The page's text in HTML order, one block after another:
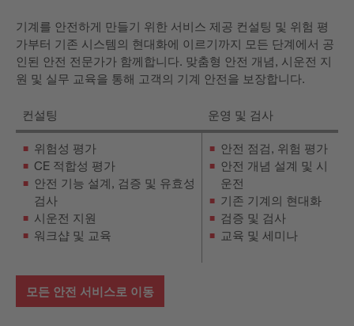
기계를 안전하게 만들기 위한 서비스 제공 컨설팅 및 위험 평
가부터 기존 시스템의 현대화에 이르기까지 모든 단계에서 공
인된 안전 전문가가 함께합니다. 맞춤형 안전 개념, 시운전 지
원 및 실무 교육을 통해 고객의 기계 안전을 보장합니다.
컨설팅 운영 및 검사
위험성 평가
CE 적합성 평가
안전 기능 설계, 검증 및 유효성
검사
시운전 지원
워크샵 및 교육
안전 점검, 위험 평가
안전 개념 설계 및 시
운전
기존 기계의 현대화
검증 및 검사
교육 및 세미나
모든 안전 서비스로 이동